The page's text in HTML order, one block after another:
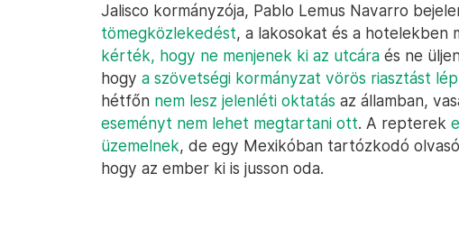
Jalisco kormányzója, Pablo Lemus Navarro
tömegközlekedést, a lakosokat és a hotelekben
kérték, hogy ne menjenek ki az utcára és ne
hogy a szövetségi kormányzat vörös riasztást
hétfőn nem lesz jelenléti oktatás az államban,
eseményt nem lehet megtartani ott. A repterek
üzemelnek, de egy Mexikóban tartózkodó
hogy az ember ki is jusson oda.